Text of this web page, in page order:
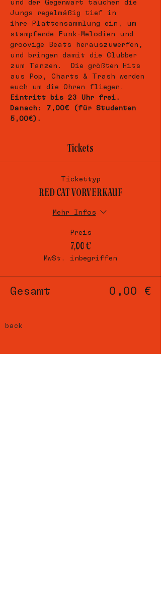
und der Gegenwart tauchen die
Jungs regelmäßig tief in
ihre Plattensammlung ein, um
stampfende Funk-Melodien und
groovige Beats herauszuwerfen,
und bringen damit die Clubber
zum Tanzen.  Die größten Hits
aus Pop, Charts & Trash werden
euch um die Ohren fliegen.
Eintritt bis 23 Uhr frei.
Danach: 7,00€ (für Studenten
5,00€).
Tickets
Tickettyp
RED CAT VORVERKAUF
Mehr Infos
Preis
7,00 €
MwSt. inbegriffen
Gesamt 0,00 €
back